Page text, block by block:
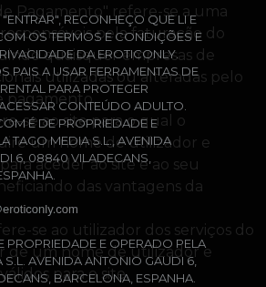
RECONHEÇO QUE LI E
OS TERMOS E CONDIÇÕES E
DA EROTICONLY.
PAIS A USAR FERRAMENTAS DE
PARA PROTEGER
CONTEÚDO ADULTO.
É DE PROPRIEDADE E
TAGO MEDIA S.L., AVENIDA
6, 08840 VILADECANS,
PROPRIEDADE E OPERADO PELA
S.L. AVENIDA ANTONIO GAUDI 6,
BARCELONA, ESPANHA.
Pagamento" refere-se a uma
pela faturação do
quaisquer empresas de
utilizadas ou alteradas pelo
pagamento.
se ao site para o qual o
um nome de utilizador e
aceder ao site e ao seu
das vantagens da
se ao utilizador dos serviços do
de um nome de utilizador e
para o site.